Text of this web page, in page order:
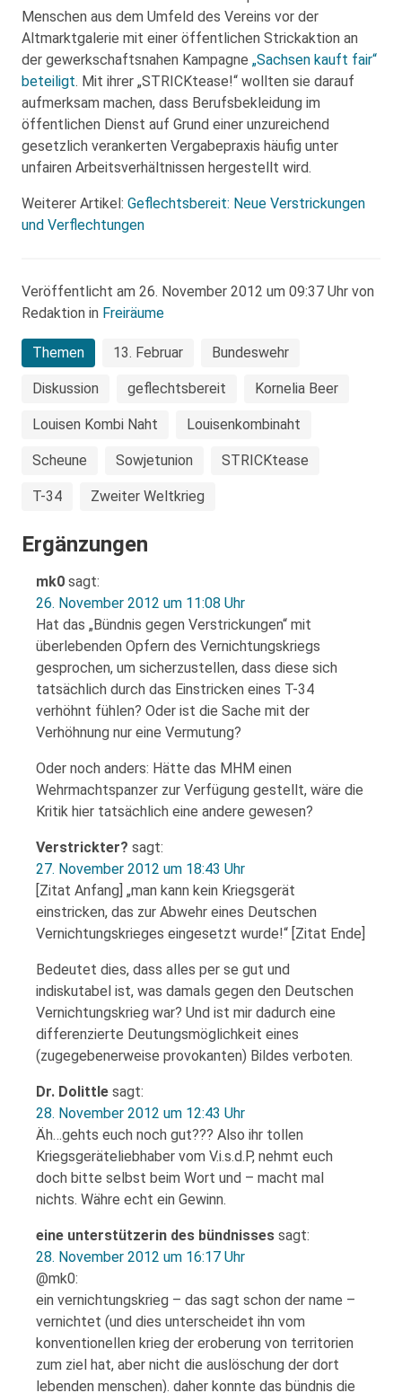
Menschen aus dem Umfeld des Vereins vor der
Altmarktgalerie mit einer öffentlichen Strickaktion an
der gewerkschaftsnahen Kampagne „Sachsen kauft fair“
beteiligt. Mit ihrer „STRICKtease!“ wollten sie darauf
aufmerksam machen, dass Berufsbekleidung im
öffentlichen Dienst auf Grund einer unzureichend
gesetzlich verankerten Vergabepraxis häufig unter
unfairen Arbeitsverhältnissen hergestellt wird.
Weiterer Artikel: Geflechtsbereit: Neue Verstrickungen
und Verflechtungen
Veröffentlicht am 26. November 2012 um 09:37 Uhr von
Redaktion in Freiräume
Themen 13. Februar Bundeswehr
Diskussion geflechtsbereit Kornelia Beer
Louisen Kombi Naht Louisenkombinaht
Scheune Sowjetunion STRICKtease
T-34 Zweiter Weltkrieg
Ergänzungen
mk0 sagt:
26. November 2012 um 11:08 Uhr
Hat das „Bündnis gegen Verstrickungen“ mit
überlebenden Opfern des Vernichtungskriegs
gesprochen, um sicherzustellen, dass diese sich
tatsächlich durch das Einstricken eines T-34
verhöhnt fühlen? Oder ist die Sache mit der
Verhöhnung nur eine Vermutung?
Oder noch anders: Hätte das MHM einen
Wehrmachtspanzer zur Verfügung gestellt, wäre die
Kritik hier tatsächlich eine andere gewesen?
Verstrickter? sagt:
27. November 2012 um 18:43 Uhr
[Zitat Anfang] „man kann kein Kriegsgerät
einstricken, das zur Abwehr eines Deutschen
Vernichtungskrieges eingesetzt wurde!“ [Zitat Ende]
Bedeutet dies, dass alles per se gut und
indiskutabel ist, was damals gegen den Deutschen
Vernichtungskrieg war? Und ist mir dadurch eine
differenzierte Deutungsmöglichkeit eines
(zugegebenerweise provokanten) Bildes verboten.
Dr. Dolittle sagt:
28. November 2012 um 12:43 Uhr
Äh…gehts euch noch gut??? Also ihr tollen
Kriegsgeräteliebhaber vom V.i.s.d.P, nehmt euch
doch bitte selbst beim Wort und – macht mal
nichts. Währe echt ein Gewinn.
eine unterstützerin des bündnisses sagt:
28. November 2012 um 16:17 Uhr
@mk0:
ein vernichtungskrieg – das sagt schon der name –
vernichtet (und dies unterscheidet ihn vom
konventionellen krieg der eroberung von territorien
zum ziel hat, aber nicht die auslöschung der dort
lebenden menschen). daher konnte das bündnis die